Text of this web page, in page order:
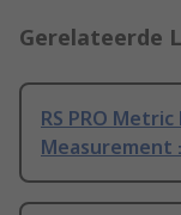
Gerelateerde
RS PRO
Measurement